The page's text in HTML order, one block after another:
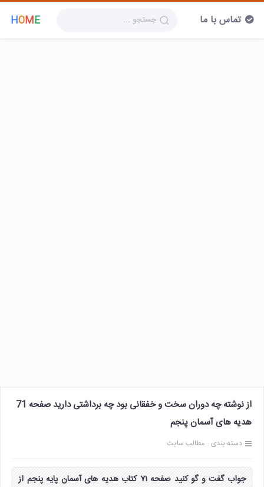
HOME تماس با ما
از نوشته چه دوران سخت و خفقانی بود چه برداشتی دارید صفحه 71
هدیه های آسمان پنجم
دسته بندی : مطالب سایت
جواب گفت و گو کنید صفحه ۷۱ کتاب هدیه های آسمان پایه پنجم از